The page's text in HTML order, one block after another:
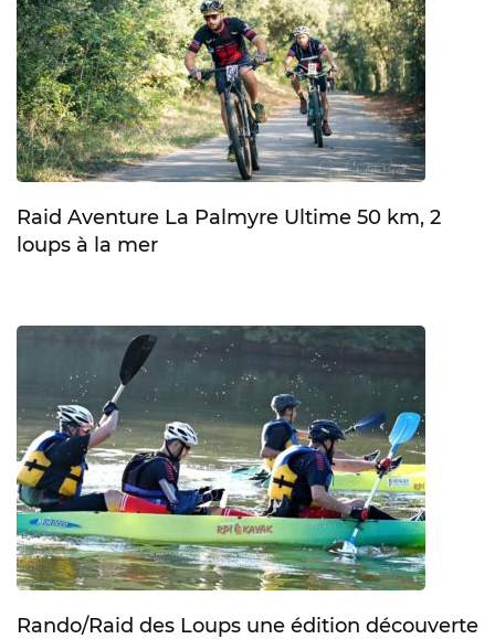
Raid Aventure La Palmyre Ultime 50 km, 2
loups à la mer
Rando/Raid des Loups une édition découverte